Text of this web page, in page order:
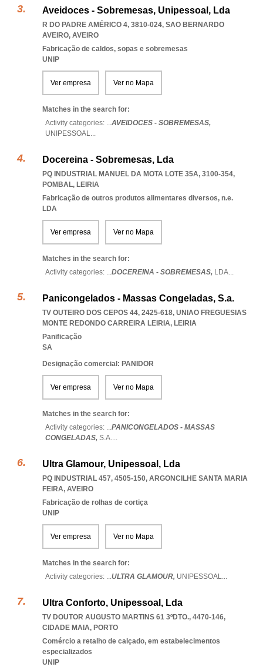
Aveidoces - Sobremesas, Unipessoal, Lda
R DO PADRE AMÉRICO 4, 3810-024, SAO BERNARDO
AVEIRO, AVEIRO
Fabricação de caldos, sopas e sobremesas
UNIP
Ver empresa Ver no Mapa
Matches in the search for:
Activity categories: ...AVEIDOCES - SOBREMESAS,
UNIPESSOAL...
Docereina - Sobremesas, Lda
PQ INDUSTRIAL MANUEL DA MOTA LOTE 35A, 3100-354,
POMBAL, LEIRIA
Fabricação de outros produtos alimentares diversos, n.e.
LDA
Ver empresa Ver no Mapa
Matches in the search for:
Activity categories: ...DOCEREINA - SOBREMESAS, LDA...
Panicongelados - Massas Congeladas, S.a.
TV OUTEIRO DOS CEPOS 44, 2425-618, UNIAO FREGUESIAS
MONTE REDONDO CARREIRA LEIRIA, LEIRIA
Panificação
SA
Designação comercial: PANIDOR
Ver empresa Ver no Mapa
Matches in the search for:
Activity categories: ...PANICONGELADOS - MASSAS
CONGELADAS, S.A....
Ultra Glamour, Unipessoal, Lda
PQ INDUSTRIAL 457, 4505-150, ARGONCILHE SANTA MARIA
FEIRA, AVEIRO
Fabricação de rolhas de cortiça
UNIP
Ver empresa Ver no Mapa
Matches in the search for:
Activity categories: ...ULTRA GLAMOUR, UNIPESSOAL...
Ultra Conforto, Unipessoal, Lda
TV DOUTOR AUGUSTO MARTINS 61 3ºDTO., 4470-146,
CIDADE MAIA, PORTO
Comércio a retalho de calçado, em estabelecimentos
especializados
UNIP